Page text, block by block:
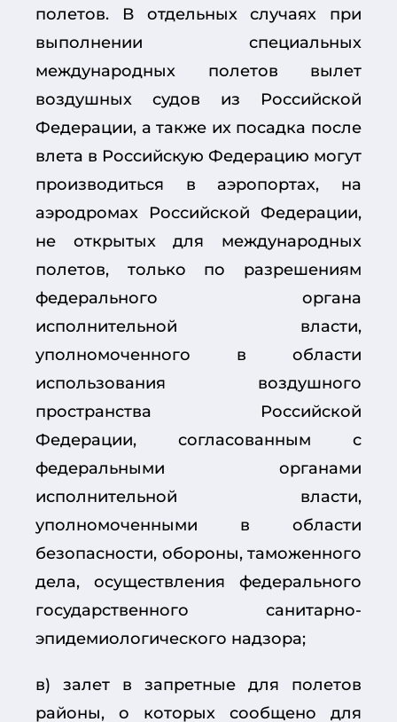
полетов. В отдельных случаях при
выполнении специальных
международных полетов вылет
воздушных судов из Российской
Федерации, а также их посадка после
влета в Российскую Федерацию могут
производиться в аэропортах, на
аэродромах Российской Федерации,
не открытых для международных
полетов, только по разрешениям
федерального органа
исполнительной власти,
уполномоченного в области
использования воздушного
пространства Российской
Федерации, согласованным с
федеральными органами
исполнительной власти,
уполномоченными в области
безопасности, обороны, таможенного
дела, осуществления федерального
государственного санитарно-
эпидемиологического надзора;
в) залет в запретные для полетов
районы, о которых сообщено для